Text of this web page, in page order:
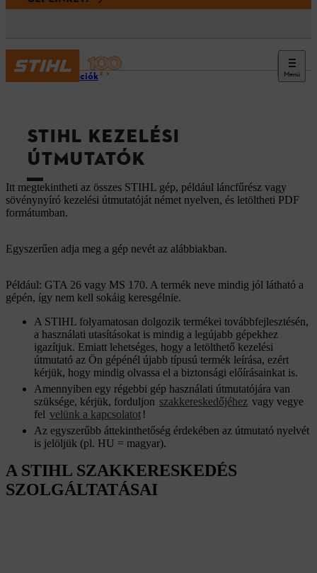
Menü
Információk
STIHL KEZELÉSI
ÚTMUTATÓK
Itt megtekintheti az összes STIHL gép, például láncfűrész vagy
sövénynyíró kezelési útmutatóját német nyelven, és letöltheti PDF
formátumban.
Egyszerűen adja meg a gép nevét az alábbiakban.
Például: GTA 26 vagy MS 170. A termék neve mindig jól látható a
gépén, így nem kell sokáig keresgélnie.
A STIHL folyamatosan dolgozik termékei továbbfejlesztésén,
a használati utasításokat is mindig a legújabb gépekhez
igazítjuk. Emiatt lehetséges, hogy a letölthető kezelési
útmutató az Ön gépénél újabb típusú termék leírása, ezért
kérjük, hogy mindig olvassa el a biztonsági előírásainkat is.
Amennyiben egy régebbi gép használati útmutatójára van
szüksége, kérjük, forduljon szakkereskedőjéhez vagy vegye
fel velünk a kapcsolatot !
Az egyszerűbb áttekinthetőség érdekében az útmutató nyelvét
is jelöljük (pl. HU = magyar).
A STIHL SZAKKERESKEDÉS
SZOLGÁLTATÁSAI